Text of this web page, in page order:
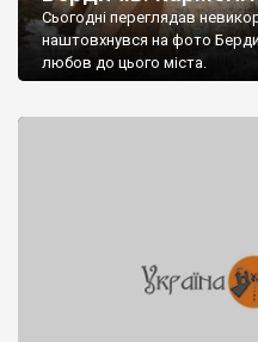
Сьогодні переглядав
наштовхнувся на фото
любов до цього міста.